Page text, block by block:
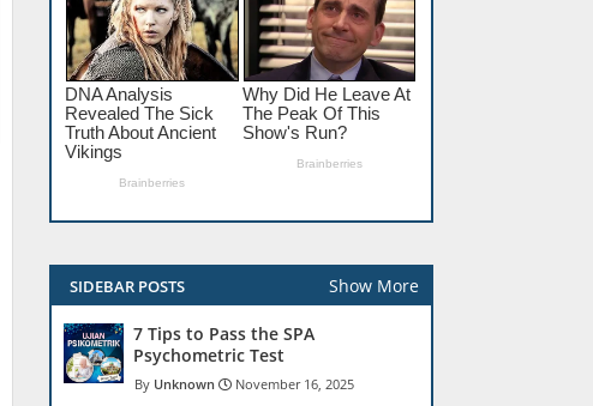
SIDEBAR POSTS Show More
7 Tips to Pass the SPA
Psychometric Test
Unknown November 16, 2025